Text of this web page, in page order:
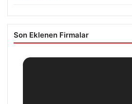
Son Eklenen Firmalar